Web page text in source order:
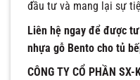
đầu tư và mang lại sự
Liên hệ ngay để được
nhựa gỗ Bento cho tủ
CÔNG TY CỔ PHẦN